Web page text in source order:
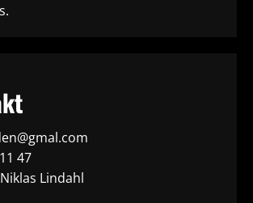
47
Lindahl